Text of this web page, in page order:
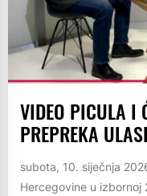
VIDEO PICULA I
PREPREKA
subota, 10. siječnja
Hercegovine u